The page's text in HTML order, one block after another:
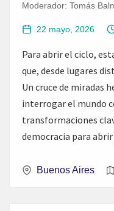
Moderador: Tomás
22 mayo, 2026
Para abrir el ciclo,
que, desde lugares
Un cruce de miradas
interrogar el mundo
transformaciones
democracia para
Buenos Aires